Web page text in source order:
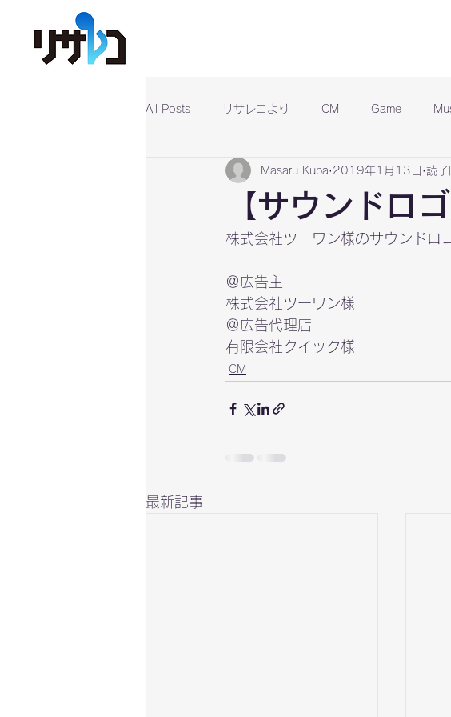
All Posts リサレコより CM Game
【サウンドロ
Masaru Kuba 2019年1月13日 読
株式会社ツーワン様
有限会社クイック様
CM
最新記事